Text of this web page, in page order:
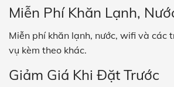
Miễn Phí Khăn Lạnh,
Miễn phí khăn lạnh, nước, wifi và các
vụ kèm theo khác.
Giảm Giá Khi Đặt Trước